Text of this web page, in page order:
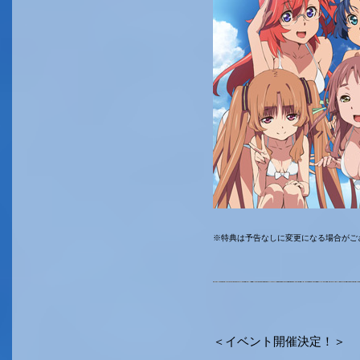
※特典は予告なしに変更になる場合が
＜イベント開催決定！＞